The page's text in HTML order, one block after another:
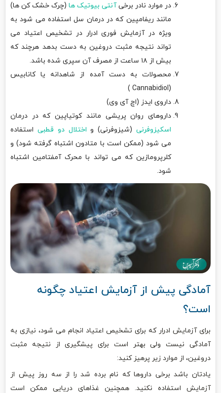
در موارد نادر برخیآنتی بیوتیک ها (چرک خشک کن ها)
مانند ریفامپین که در درمان سل استفاده می شود به
ویژه در آزمایش فوری ادرار در تشخیص اعتیاد می
تواند نتیجه مثبت دروغین به دست بدهد هرچند که
بیش از ۱۸ ساعت از مصرف آن سپری شده باشد.
محصولات به دست آمده از شاهدانه یا کانابیس
(Cannabidiol )
داروی ایدز (اچ آی وی)
داروهای روان پریشی مانند کوتیاپین که در درمان
اسکیزوفرنی(شیزوفرنی) و اختلال دو قطبی استفاده
می شود (ممکن است با متادون اشتباه گرفته شود) و
کلرپرومازین که می تواند با محرک آمفتامین اشتباه
شود.
آمادگی پیش از آزمایش اعتیاد چگونه
است؟
برای آزمایش ادرار که برای تشخیص اعتیاد انجام می شود، نیازی به
آمادگی نیست ولی بهتر است برای پیشگیری از نتیجه مثبت
دروغین، از موارد زیر پرهیز کنید:
یادتان باشد برخی داروها که نام برده شد را از سه روز پیش از
آزمایش استفاده نکنید. همچنین غذاهای دریایی ممکن است